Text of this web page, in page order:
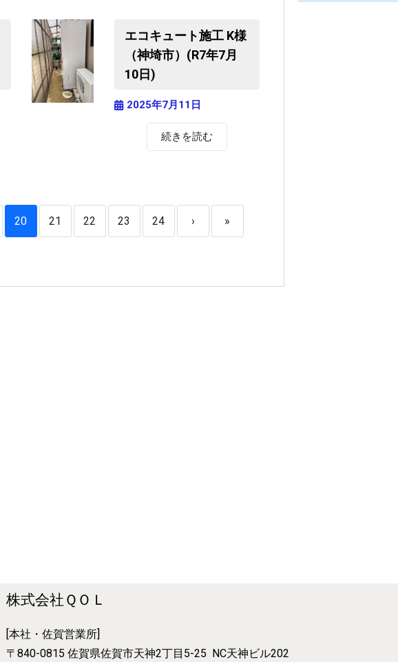
エコキュート施工 K様
（神埼市）(R7年7月
10日)
2025年7月11日
続きを読む
20 21 22 23 24 › »
株式会社ＱＯＬ
[本社・佐賀営業所]
〒840-0815佐賀県佐賀市天神2丁目5-25 NC天神ビル202